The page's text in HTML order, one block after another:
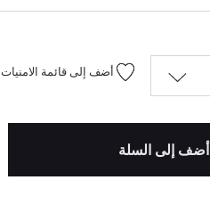
أضف إلى قائمة الامنيات
أضف إلى السلة